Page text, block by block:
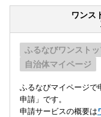
ワンス
ふるなびワンスト
自治体マイページ
ふるなびマイページで
申請」です。
申請サービスの概要は